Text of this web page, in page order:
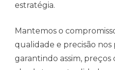
estratégia.
Mantemos o
qualidade e precisão
garantindo assim, preços